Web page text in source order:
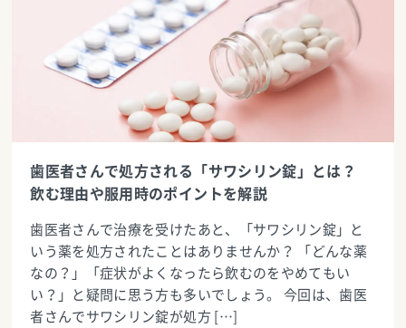
歯医者さんで処方される「サワシリン錠」とは？
飲む理由や服用時のポイントを解説
歯医者さんで治療を受けたあと、「サワシリン錠」と
いう薬を処方されたことはありませんか？ 「どんな薬
なの？」「症状がよくなったら飲むのをやめてもい
い？」と疑問に思う方も多いでしょう。 今回は、歯医
者さんでサワシリン錠が処方 […]